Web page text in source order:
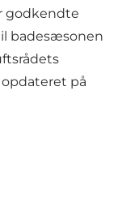
godkendte
badesæsonen
på